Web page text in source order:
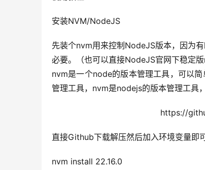
安装NVM/NodeJS
先装个nvm用来控制NodeJS版本，因为
必要。（也可以直接NodeJS官网下稳定版
nvm是一个node的版本管理工具，可以
管理工具，nvm是nodejs的版本管理工具
https://
直接Github下载解压然后加入环境变量即可
nvm install 22.16.0